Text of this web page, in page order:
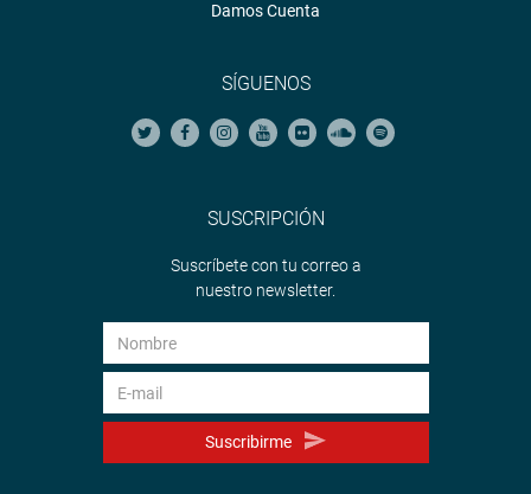
Damos Cuenta
SÍGUENOS
SUSCRIPCIÓN
Suscríbete con tu correo a
nuestro newsletter.
Suscribirme